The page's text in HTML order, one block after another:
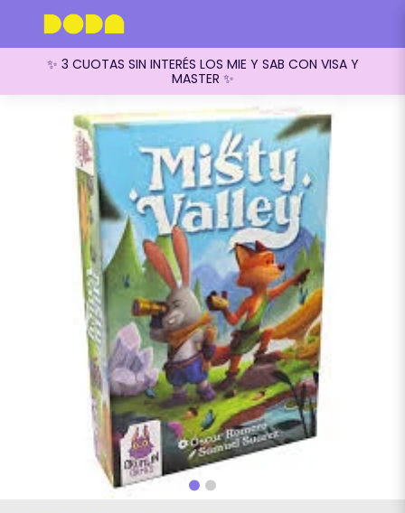
✨ 3 CUOTAS SIN INTERÉS LOS MIE Y SAB CON VISA Y
MASTER ✨